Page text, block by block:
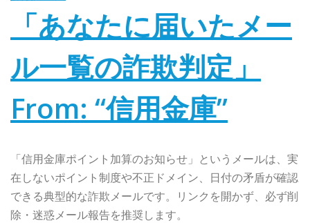
「あなたに届いたメー
ル一覧の詐欺判定」
From: “信用金庫”
「信用金庫ポイント加算のお知らせ」というメールは、実
在しないポイント制度や不正ドメイン、日付の矛盾が確認
できる典型的な詐欺メールです。リンクを開かず、必ず削
除・迷惑メール報告を推奨します。